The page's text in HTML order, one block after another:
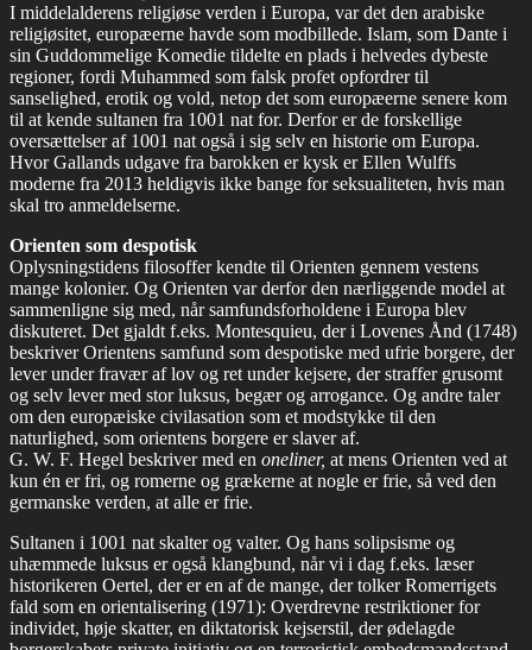
I middelalderens religiøse verden i Europa, var det den arabiske
religiøsitet, europæerne havde som modbillede. Islam, som Dante i
sin Guddommelige Komedie tildelte en plads i helvedes dybeste
regioner, fordi Muhammed som falsk profet opfordrer til
sanselighed, erotik og vold, netop det som europæerne senere kom
til at kende sultanen fra 1001 nat for. Derfor er de forskellige
oversættelser af 1001 nat også i sig selv en historie om Europa.
Hvor Gallands udgave fra barokken er kysk er Ellen Wulffs
moderne fra 2013 heldigvis ikke bange for seksualiteten, hvis man
skal tro anmeldelserne.
Orienten som despotisk
Oplysningstidens filosoffer kendte til Orienten gennem vestens
mange kolonier. Og Orienten var derfor den nærliggende model at
sammenligne sig med, når samfundsforholdene i Europa blev
diskuteret. Det gjaldt f.eks. Montesquieu, der i Lovenes Ånd (1748)
beskriver Orientens samfund som despotiske med ufrie borgere, der
lever under fravær af lov og ret under kejsere, der straffer grusomt
og selv lever med stor luksus, begær og arrogance. Og andre taler
om den europæiske civilasation som et modstykke til den
naturlighed, som orientens borgere er slaver af.
G. W. F. Hegel beskriver med en oneliner, at mens Orienten ved at
kun én er fri, og romerne og grækerne at nogle er frie, så ved den
germanske verden, at alle er frie.
Sultanen i 1001 nat skalter og valter. Og hans solipsisme og
uhæmmede luksus er også klangbund, når vi i dag f.eks. læser
historikeren Oertel, der er en af de mange, der tolker Romerrigets
fald som en orientalisering (1971): Overdrevne restriktioner for
individet, høje skatter, en diktatorisk kejserstil, der ødelagde